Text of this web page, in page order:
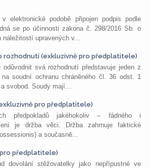
elektronické podobě připojen podpis podle
se po účinnosti zákona č. 298/2016 Sb. o
náležitostí upravených v...
rozhodnutí (exkluzivně pro předplatitele)
odůvodnit svá rozhodnutí představuje jeden z
soudní ochranu chráněného čl. 36 odst. 1
svobod. Soudy mají...
pro předplatitele)
předpokladů jakéhokoliv – řádného i
je držba věci. Držba zahrnuje faktické
a současně...
pro předplatitele)
dovolání stěžovatelky jako nepřípustné ve